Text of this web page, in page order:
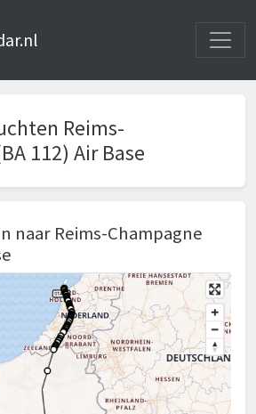
Reims-
112) Air Base
naar Reims-Champagne